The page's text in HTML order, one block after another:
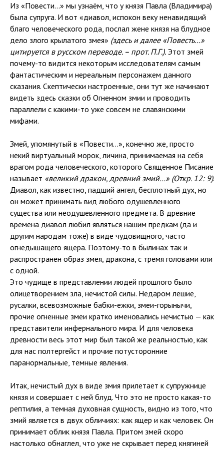
Из «Повести…» мы узнаём, что у князя Павла (Владимира)
была супруга. И вот «диавол, испокон веку ненавидящий
благо человеческого рода, послал жене князя на блудное
дело злого крылатого змея» (здесь и далее «Повесть…»
цитируется в русском переводе. – прот. П.Г.). Этот змей
почему-то видится некоторым исследователям самым
фантастическим и нереальным персонажем данного
сказания. Скептически настроенные, они тут же начинают
видеть здесь сказки об Огненном змии и проводить
параллели с какими-то уже совсем не славянскими
мифами.
Змей, упомянутый в «Повести…», конечно же, просто
некий виртуальный морок, личина, принимаемая на себя
врагом рода человеческого, которого Священное Писание
называет «великий дракон, древний змий…» (Откр. 12: 9).
Диавол, как известно, падший ангел, бесплотный дух, но
он может принимать вид любого одушевленного
существа или неодушевленного предмета. В древние
времена диавол любил являться нашим предкам (да и
другим народам тоже) в виде чудовищного, часто
огнедышащего ящера. Поэтому-то в былинах так и
распространен образ змея, дракона, с тремя головами или
с одной.
Это чудище в представлении людей прошлого было
олицетворением зла, нечистой силы. Недаром лешие,
русалки, всевозможные бабки-ежки, змеи-горынычи,
прочие огненные змеи кратко именовались нечистью — как
представители инфернального мира. И для человека
древности весь этот мир был такой же реальностью, как
для нас полтергейст и прочие потусторонние
паранормальные, темные явления.
Итак, нечистый дух в виде змия прилетает к супружнице
князя и совершает с ней блуд. Что это не просто какая-то
рептилия, а темная духовная сущность, видно из того, что
змий является в двух обличиях: как ящер и как человек. Он
принимает облик князя Павла. Притом змей скоро
настолько обнаглел, что уже не скрывает перед княгиней